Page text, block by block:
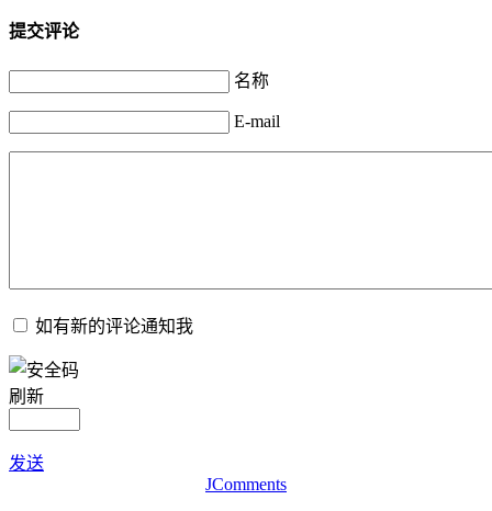
提交评论
名称
E-mail
如有新的评论通知我
刷新
发送
JComments